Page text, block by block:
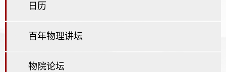
日历
百年物理讲坛
物院论坛